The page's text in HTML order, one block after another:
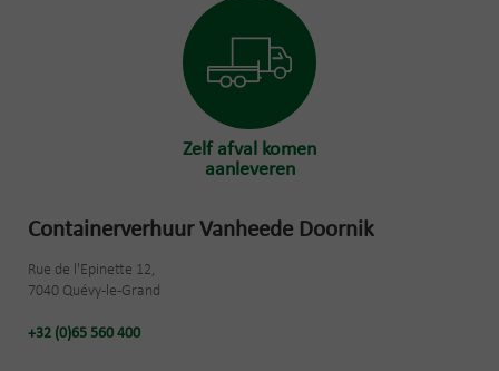
Zelf afval komen
aanleveren
Containerverhuur Vanheede Doornik
Rue de l'Epinette 12,
7040 Quévy-le-Grand
+32 (0)65 560 400